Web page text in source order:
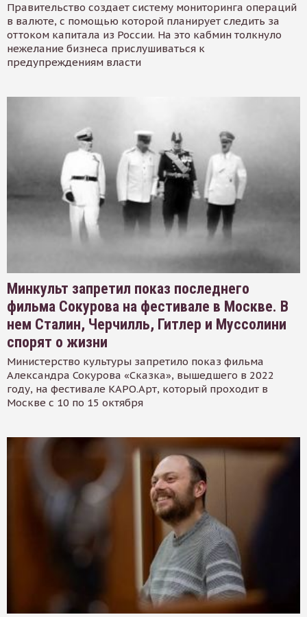
Правительство создает систему мониторинга операций
в валюте, с помощью которой планирует следить за
оттоком капитала из России. На это кабмин толкнуло
нежелание бизнеса прислушиваться к
предупреждениям власти
Минкульт запретил показ последнего
фильма Сокурова на фестивале в Москве. В
нем Сталин, Черчилль, Гитлер и Муссолини
спорят о жизни
Министерство культуры запретило показ фильма
Александра Сокурова «Сказка», вышедшего в 2022
году, на фестивале КАРО.Арт, который проходит в
Москве с 10 по 15 октября